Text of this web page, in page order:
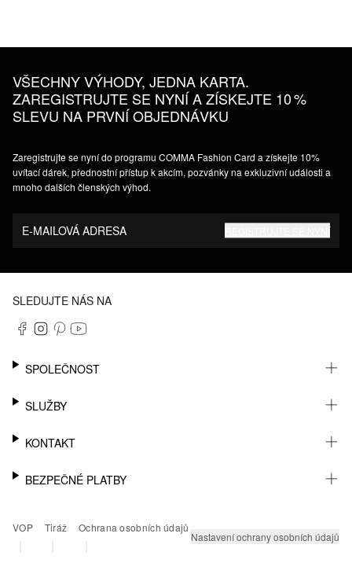
VŠECHNY VÝHODY, JEDNA KARTA.
ZAREGISTRUJTE SE NYNÍ A ZÍSKEJTE 10 %
SLEVU NA PRVNÍ OBJEDNÁVKU
Zaregistrujte se nyní do programu COMMA Fashion Card a získejte 10%
uvítací dárek, přednostní přístup k akcím, pozvánky na exkluzivní události a
mnoho dalších členských výhod.
E-MAILOVÁ ADRESA
SLEDUJTE NÁS NA
SPOLEČNOST
KARIÉRA
SLUŽBY
NEWSLETTER
SEZNAM PŘÁNÍ
ČASTÉ OTÁZKY
KONTAKT
PODPORA
BEZPEČNÉ PLATBY
KLARNA
VOP
|
Tiráž
|
Ochrana osobních údajů
| Nastavení ochrany osobních údajů